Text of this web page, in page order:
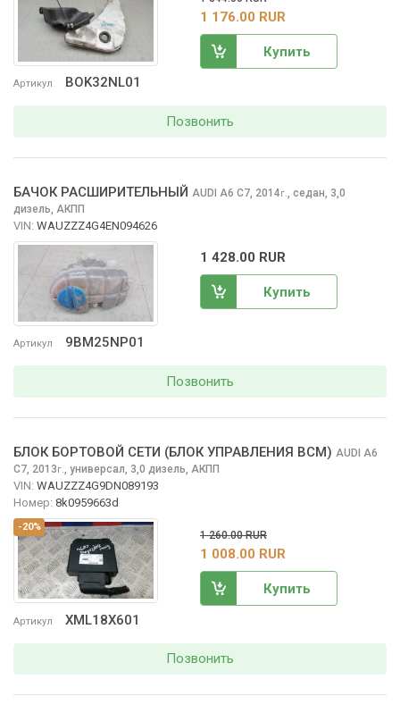
Артикул BOK32NL01
1 176.00 RUR
Купить
Позвонить
Артикул 9BM25NP01
БАЧОК РАСШИРИТЕЛЬНЫЙ AUDI A6 C7, 2014г., седан, 3,0
дизель, АКПП
VIN: WAUZZZ4G4EN094626
1 428.00 RUR
Купить
Позвонить
-20%
Артикул XML18X601
БЛОК БОРТОВОЙ СЕТИ (БЛОК УПРАВЛЕНИЯ BCM) AUDI A6
C7, 2013г., универсал, 3,0 дизель, АКПП
VIN: WAUZZZ4G9DN089193
Номер: 8k0959663d
1 260.00 RUR
1 008.00 RUR
Купить
Позвонить